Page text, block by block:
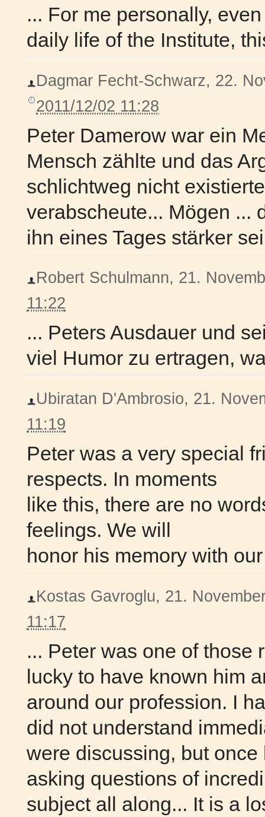
... For me personally,
daily life of the Institute,
Dagmar Fecht-Schwarz, 22.
2011/12/02 11:28
Peter Damerow war ein
Mensch zählte und das
schlichtweg nicht
verabscheute... Mögen ...
ihn eines Tages stärker
Robert Schulmann, 21.
11:22
... Peters Ausdauer und
viel Humor zu ertragen,
Ubiratan D'Ambrosio, 21.
11:19
Peter was a very special
respects. In moments
like this, there are no
feelings. We will
honor his memory with
Kostas Gavroglu, 21.
11:17
... Peter was one of those
lucky to have known him
around our profession. I
did not understand
were discussing, but
asking questions of
subject all along... It is a